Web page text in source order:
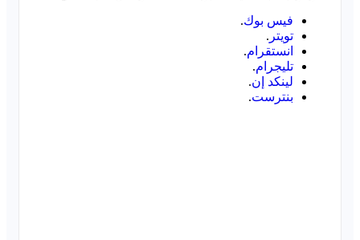
فيس بوك.
تويتر
انستقرام.
تليجرام.
لينكد إن.
بنترست.